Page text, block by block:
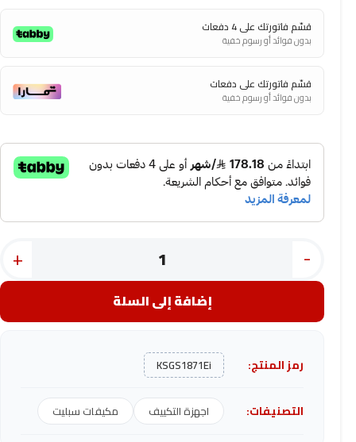
قسّم فاتورتك على 4 دفعات
بدون فوائد أو رسوم خفية
قسّم فاتورتك على دفعات
بدون فوائد أو رسوم خفية
-
+
إضافة إلى السلة
رمز المنتج: KSGS1871Ei
التصنيفات: اجهزة التكييف مكيفات سبليت